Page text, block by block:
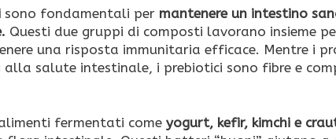
sono fondamentali per mantenere un intestino
Questi due gruppi di composti lavorano insieme
una risposta immunitaria efficace. Mentre i
alla salute intestinale, i prebiotici sono fibre e
fermentati come yogurt, kefir, kimchi e